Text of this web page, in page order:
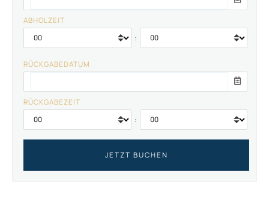
ABHOLZEIT
:
RÜCKGABEDATUM
RÜCKGABEZEIT
: